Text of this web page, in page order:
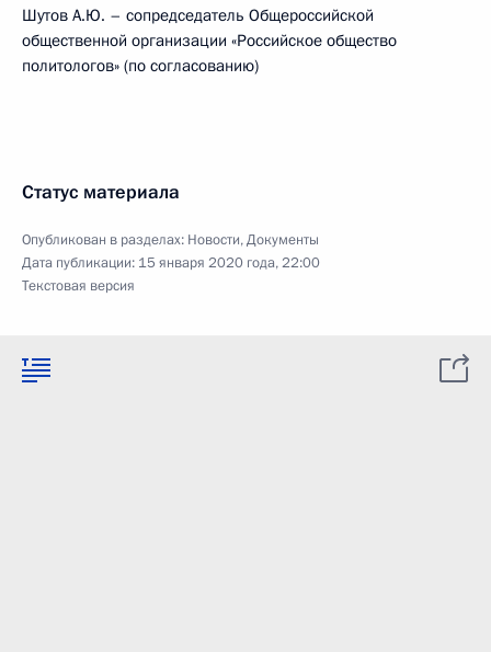
Шутов А.Ю. – сопредседатель Общероссийской
общественной организации «Российское общество
политологов» (по согласованию)
Статус материала
Опубликован в разделах: Новости,Документы
Дата публикации: 15 января 2020 года, 22:00
Текстовая версия